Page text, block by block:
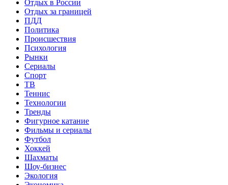
Отдых в России
Отдых за границей
ПДД
Политика
Происшествия
Психология
Рынки
Сериалы
Спорт
ТВ
Теннис
Технологии
Тренды
Фигурное катание
Фильмы и сериалы
Футбол
Хоккей
Шахматы
Шоу-бизнес
Экология